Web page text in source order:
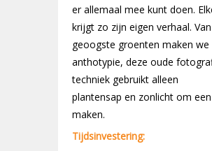
er allemaal mee kunt doen.
krijgt zo zijn eigen verhaal.
geoogste groenten maken we
anthotypie, deze oude
techniek gebruikt alleen
plantensap en zonlicht om
maken.
Tijdsinvestering: